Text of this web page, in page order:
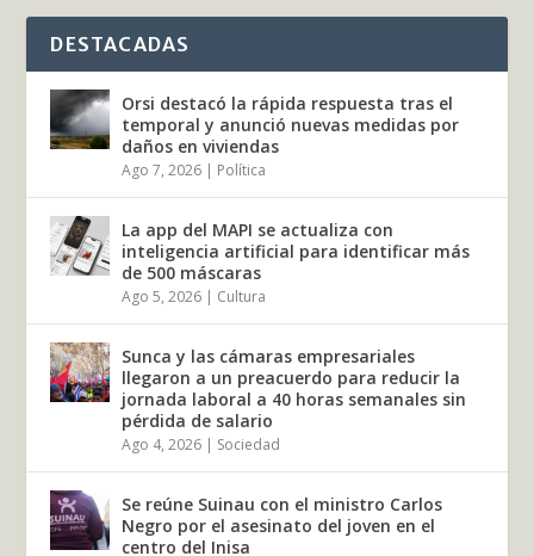
DESTACADAS
Orsi destacó la rápida respuesta tras el
temporal y anunció nuevas medidas por
daños en viviendas
Ago 7, 2026 | Política
La app del MAPI se actualiza con
inteligencia artificial para identificar más
de 500 máscaras
Ago 5, 2026 | Cultura
Sunca y las cámaras empresariales
llegaron a un preacuerdo para reducir la
jornada laboral a 40 horas semanales sin
pérdida de salario
Ago 4, 2026 | Sociedad
Se reúne Suinau con el ministro Carlos
Negro por el asesinato del joven en el
centro del Inisa